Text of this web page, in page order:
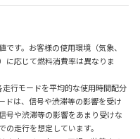
す。お客様の使用環境（気象、
に応じて燃料消費率は異なりま
行モードを平均的な使用時間配分
ドは、信号や渋滞等の影響を受け
号や渋滞等の影響をあまり受けな
走行を想定しています。